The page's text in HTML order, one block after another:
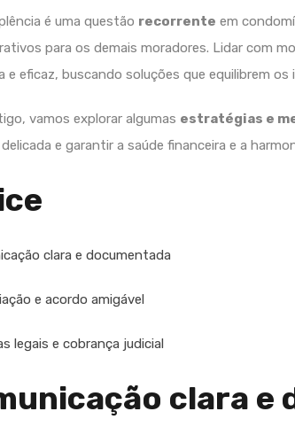
é uma questão recorrente em
para os demais moradores. Lidar com
e eficaz, buscando soluções que equilibrem
vamos explorar algumas estratégias e
e garantir a saúde financeira e a
clara e documentada
e acordo amigável
legais e cobrança judicial
clara e